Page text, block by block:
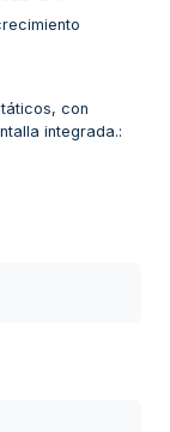
con
integrada.: